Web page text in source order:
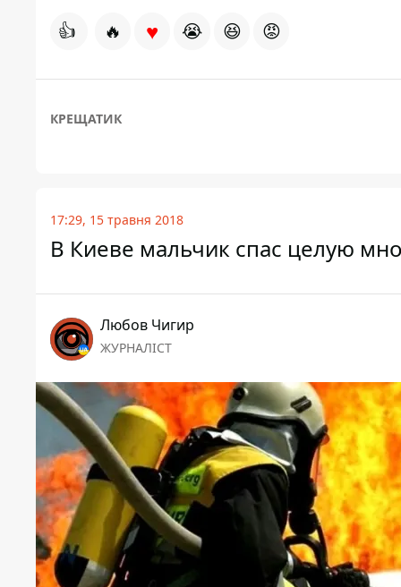
👍 🔥 ♥ 😭 😆 😡
КРЕЩАТИК
17:29, 15 травня 2018
В Киеве мальчик спас целую
Любов Чигир
ЖУРНАЛІСТ